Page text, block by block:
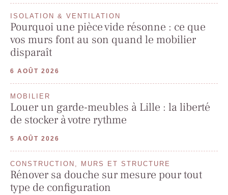
ISOLATION & VENTILATION
Pourquoi une pièce vide résonne : ce que
vos murs font au son quand le mobilier
disparaît
6 AOÛT 2026
MOBILIER
Louer un garde-meubles à Lille : la liberté
de stocker à votre rythme
5 AOÛT 2026
CONSTRUCTION, MURS ET STRUCTURE
Rénover sa douche sur mesure pour tout
type de configuration